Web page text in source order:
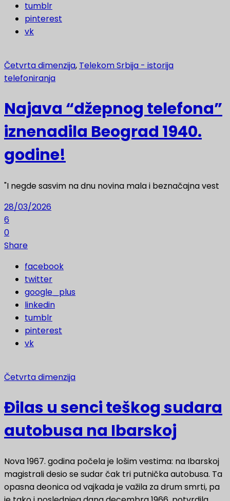
tumblr
pinterest
vk
Četvrta dimenzija, Telekom Srbija - istorija
telefoniranja
Najava “džepnog telefona”
iznenadila Beograd 1940.
godine!
"I negde sasvim na dnu novina mala i beznačajna vest
28/03/2026
6
0
Share
facebook
twitter
google_plus
linkedin
tumblr
pinterest
vk
Četvrta dimenzija
Đilas u senci teškog sudara
autobusa na Ibarskoj
Nova 1967. godina počela je lošim vestima: na Ibarskoj
magistrali desio se sudar čak tri putnička autobusa. Ta
opasna deonica od vajkada je važila za drum smrti, pa